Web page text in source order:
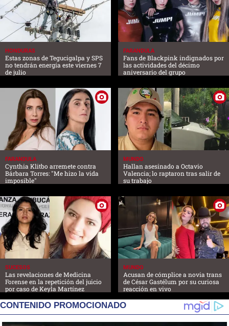
HONDURAS
Estas zonas de Tegucigalpa y SPS
no tendrán energía este viernes 7
de julio
FARANDULA
Fans de Blackpink indignados por
las actividades del décimo
aniversario del grupo
FARANDULA
Cynthia Klitbo arremete contra
Bárbara Torres: "Me hizo la vida
imposible"
MUNDO
Hallan asesinado a Octavio
Valencia; lo raptaron tras salir de
su trabajo
SUCESOS
Las revelaciones de Medicina
Forense en la repetición del juicio
por caso de Keyla Martínez
MUNDO
Acusan de cómplice a novia trans
de César Gastélum por su curiosa
reacción en vivo
CONTENIDO PROMOCIONADO